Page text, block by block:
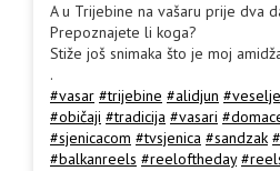
A u Trijebine na vašaru prije dva
Prepoznajete li koga?
Stiže još snimaka što je moj
.
#vasar #trijebine #alidjun #veselje
#običaji #tradicija #vasari
#sjenicacom #tvsjenica #sandzak
#balkanreels #reeloftheday